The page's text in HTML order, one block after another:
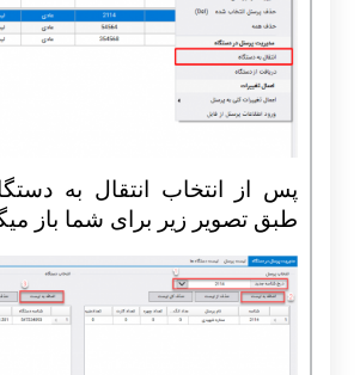
پس از انتخاب انتقال به
طبق تصویر زیر برای شما باز